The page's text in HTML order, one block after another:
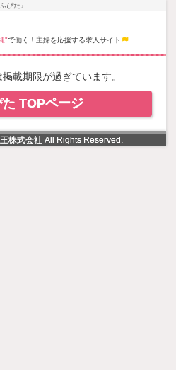
ぴた』
"で働く！主婦を応援する求人サイト
載期限が過ぎています。
た TOPページ
株式会社All Rights Reserved.